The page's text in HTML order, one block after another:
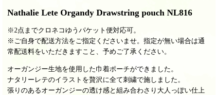
Nathalie Lete Organdy Drawstring pouch NL816
※2点までクロネコゆうパケット便対応可。
※ご自身で配送方法をご指定くださいませ。指定が無い場合は通
常配送料をいただきますこと、予めご了承ください。
オーガンジー生地を使用した巾着ポーチができました。
ナタリーレテのイラストを贅沢に全て刺繍で施しました。
張りのあるオーガンジーの透け感と組み合わさり大人っぽい仕上